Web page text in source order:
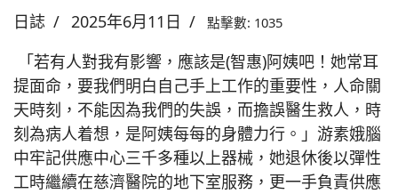
日誌 2025年6月11日 點擊數: 1035
「若有人對我有影響，應該是(智惠)阿姨吧！她常耳
提面命，要我們明白自己手上工作的重要性，人命關
天時刻，不能因為我們的失誤，而擔誤醫生救人，時
刻為病人着想，是阿姨每每的身體力行。」游素娥腦
中牢記供應中心三千多種以上器械，她退休後以彈性
工時繼續在慈濟醫院的地下室服務，更一手負責供應